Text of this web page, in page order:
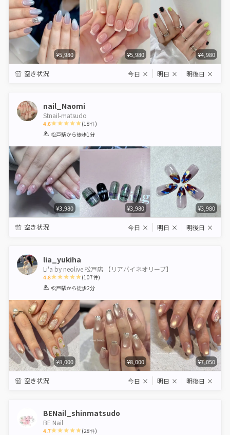
¥5,980 ¥5,980 ¥4,980
空き状況 今日 × 明日 × 明後日 ×
nail_Naomi
Stnail-matsudo
4.6
1 2 3 4 5
(18件)
松戸駅から徒歩1分
¥3,980 ¥3,980 ¥3,980
空き状況 今日 × 明日 × 明後日 ×
lia_yukiha
Li'a by neolive 松戸店 【リアバイネオリーブ】
4.8
1 2 3 4 5
(107件)
松戸駅から徒歩2分
¥8,000 ¥8,000 ¥7,050
空き状況 今日 × 明日 × 明後日 ×
BENail_shinmatsudo
BE Nail
4.7 (28件)